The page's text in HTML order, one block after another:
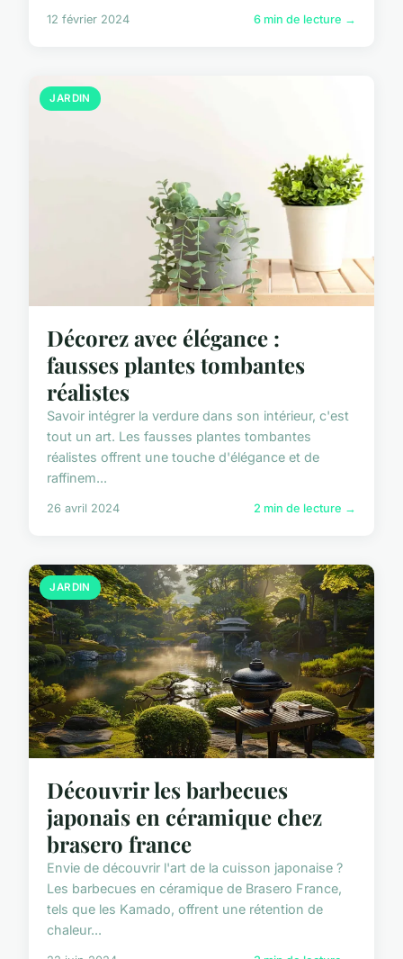
12 février 2024 6 min de lecture →
JARDIN
Décorez avec élégance :
fausses plantes tombantes
réalistes
Savoir intégrer la verdure dans son intérieur, c'est
tout un art. Les fausses plantes tombantes
réalistes offrent une touche d'élégance et de
raffinem...
26 avril 2024 2 min de lecture →
JARDIN
Découvrir les barbecues
japonais en céramique chez
brasero france
Envie de découvrir l'art de la cuisson japonaise ?
Les barbecues en céramique de Brasero France,
tels que les Kamado, offrent une rétention de
chaleur...